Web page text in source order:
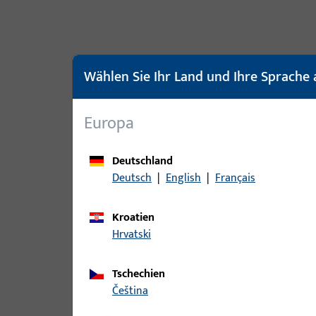
Wählen Sie Ihr Land und Ihre Sprache
Europa
Deutschland
Deutsch | English | Français
Kroatien
Hrvatski
Tschechien
čeština